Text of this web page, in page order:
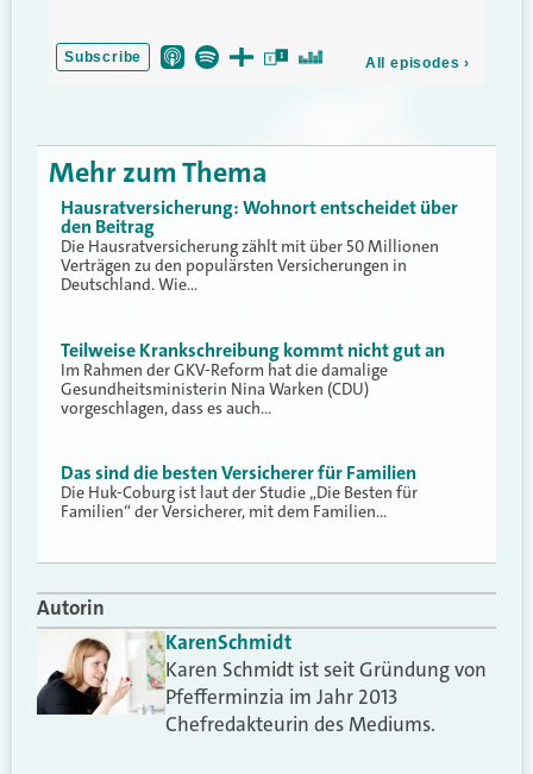
Mehr zum Thema
Hausratversicherung: Wohnort entscheidet über
den Beitrag
Die Hausratversicherung zählt mit über 50 Millionen
Verträgen zu den populärsten Versicherungen in
Deutschland. Wie…
Teilweise Krankschreibung kommt nicht gut an
Im Rahmen der GKV-Reform hat die damalige
Gesundheitsministerin Nina Warken (CDU)
vorgeschlagen, dass es auch…
Das sind die besten Versicherer für Familien
Die Huk-Coburg ist laut der Studie „Die Besten für
Familien“ der Versicherer, mit dem Familien…
Autorin
KarenSchmidt
Karen Schmidt ist seit Gründung von
Pfefferminzia im Jahr 2013
Chefredakteurin des Mediums.